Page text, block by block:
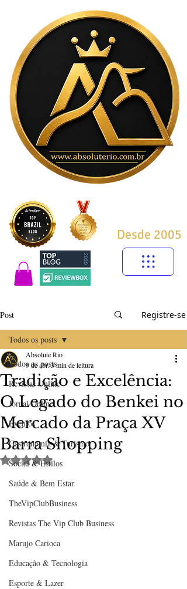
Desde 2005
Post Registre-se
Todos os posts
Revistas Online
Jornal Online
Eventos
Gastronomia & Turismo
Social & Estilos
Saúde & Bem Estar
TheVipClubBusiness
Revistas The Vip Club Business
Marujo Carioca
Educação & Tecnologia
Esporte & Lazer
Todos os posts
Tradição e Excelência:
O Legado do Benkei no
Mercado da Praça XV
Barra Shopping
Absolute Rio
9 de abr.3 min de leitura
Avaliado com NaN de 5 estrelas.